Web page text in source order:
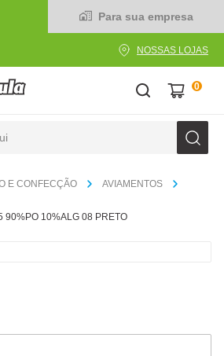
Para sua empresa
NOSSAS LOJAS
0
E CONFECÇÃO
AVIAMENTOS
90%PO 10%ALG 08 PRETO